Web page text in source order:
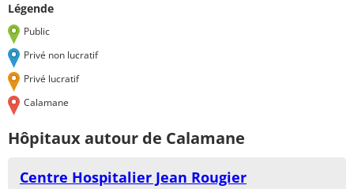
Légende
Public
Privé non lucratif
Privé lucratif
Calamane
Hôpitaux autour de Calamane
Centre Hospitalier Jean Rougier